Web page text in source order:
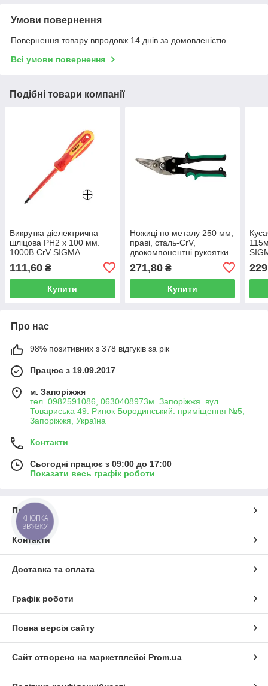
Умови повернення
Повернення товару впродовж 14 днів за домовленістю
Всі умови повернення
Подібні товари компанії
Викрутка діелектрична
шліцова PH2 x 100 мм.
1000В CrV SIGMA
111,60 ₴
Купити
Ножиці по металу 250 мм,
праві, сталь-CrV,
двокомпонентні рукоятки
271,80₴
Купити
Про нас
98% позитивних з 378 відгуків за рік
Працює з 19.09.2017
м. Запоріжжя
тел. 0982591086, 0630408973м. Запоріжжя. вул.
Товариська 49. Ринок Бородинський. приміщення №5,
Запоріжжя, Україна
Контакти
Сьогодні працює з 09:00 до 17:00
Показати весь графік роботи
Про нас
Контакти
Доставка та оплата
Графік роботи
Повна версія сайту
Сайт створено на маркетплейсі Prom.ua
КНОПКА
ЗВ'ЯЗКУ